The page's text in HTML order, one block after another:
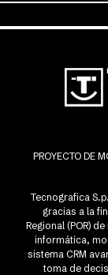
PROYECTO DE
Tecnografica
gracias a la
Regional (POR)
informática,
sistema CRM
toma de